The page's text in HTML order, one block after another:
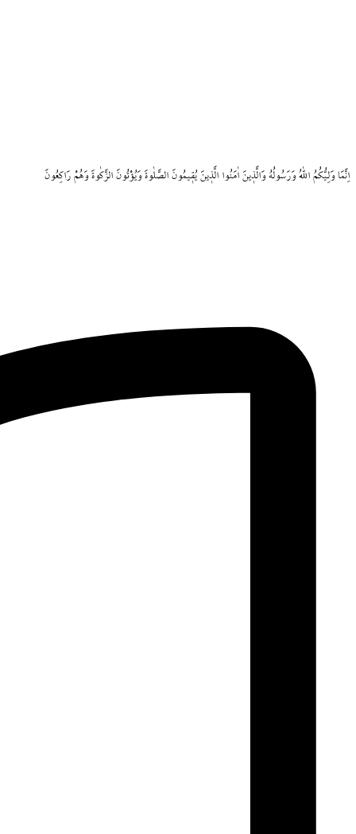
اِنَّمَا وَلِيُّكُمُ اللّٰهُ وَرَسُولُهُ وَالَّذ۪ينَ اٰمَنُوا الَّذ۪ينَ يُق۪يمُونَ الصَّلٰوةَ وَيُؤْتُونَ الزَّكٰوةَ وَهُمْ رَاكِعُونَ